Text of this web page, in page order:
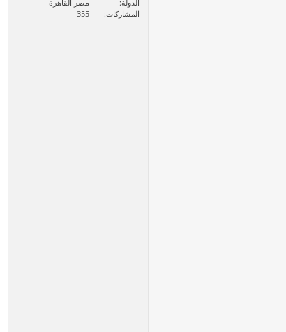
الدولة
مصر القاهرة
المشاركات
355